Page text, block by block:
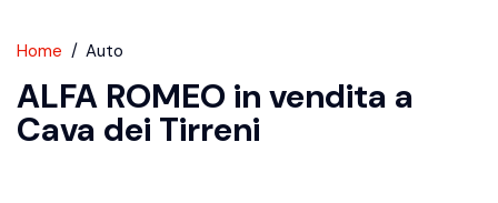
Home Auto
ALFA ROMEO in vendita a
Cava dei Tirreni